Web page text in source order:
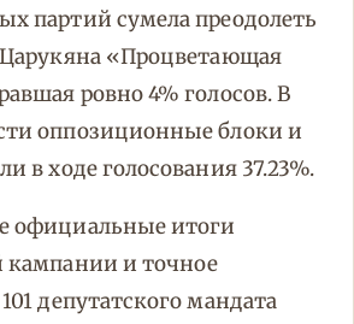
партий сумела преодолеть
«Процветающая
ровно 4% голосов. В
оппозиционные блоки и
в ходе голосования 37.23%.
официальные итоги
кампании и точное
депутатского мандата